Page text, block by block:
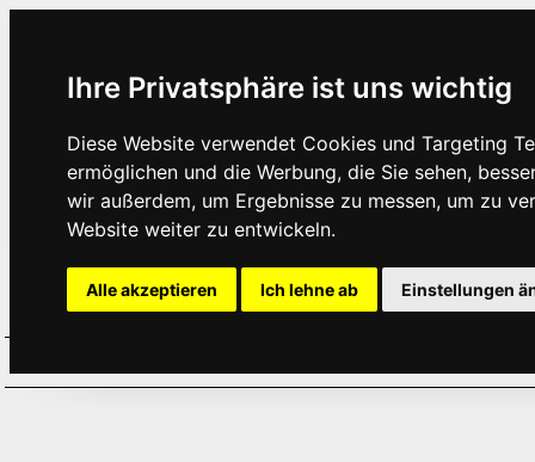
Ihre Privatsphäre ist uns wichtig
Diese Website verwendet Cookies und Targeting
ermöglichen und die Werbung, die Sie sehen,
wir außerdem, um Ergebnisse zu messen, um zu
Website weiter zu entwickeln.
Alle akzeptieren Ich lehne ab Einstellungen